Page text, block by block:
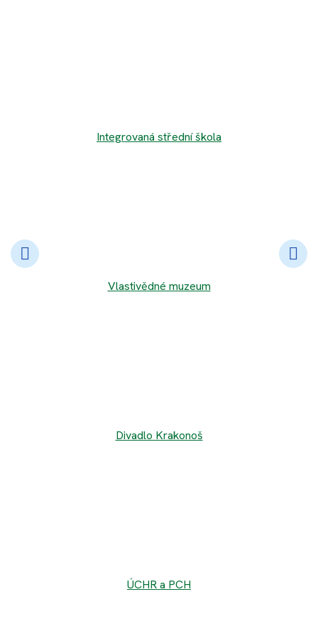
Integrovaná střední škola
Vlastivědné muzeum
Divadlo Krakonoš
ÚCHR a PCH